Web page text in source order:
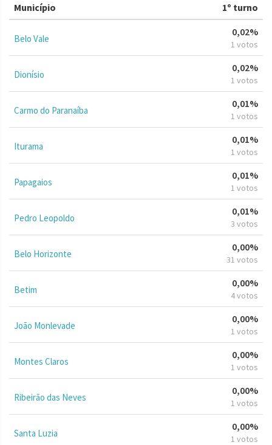
Município 1º turno
Belo Vale
0,02%
1 votos
Dionísio
0,02%
1 votos
Carmo do Paranaíba
0,01%
1 votos
Iturama
0,01%
1 votos
Papagaios
0,01%
1 votos
Pedro Leopoldo
0,01%
3 votos
Belo Horizonte
0,00%
31 votos
Betim
0,00%
4 votos
João Monlevade
0,00%
1 votos
Montes Claros
0,00%
1 votos
Ribeirão das Neves
0,00%
1 votos
Santa Luzia
0,00%
1 votos